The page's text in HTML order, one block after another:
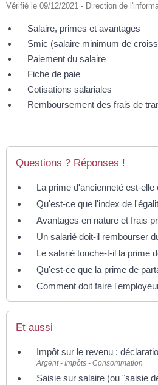
Vérifié le 09/12/2021 - Direction de
Salaire, primes et avantages
Smic (salaire minimum de
Paiement du salaire
Fiche de paie
Cotisations salariales
Remboursement des frais de
Questions ? Réponses !
La prime d'ancienneté est-elle
Qu'est-ce que l'index de
Avantages en nature et frais
Un salarié doit-il rembourser
Le salarié touche-t-il la prime
Qu'est-ce que la prime de
Comment doit faire
Et aussi
Impôt sur le revenu :
Argent - Impôts - Consommation
Saisie sur salaire (ou "saisie